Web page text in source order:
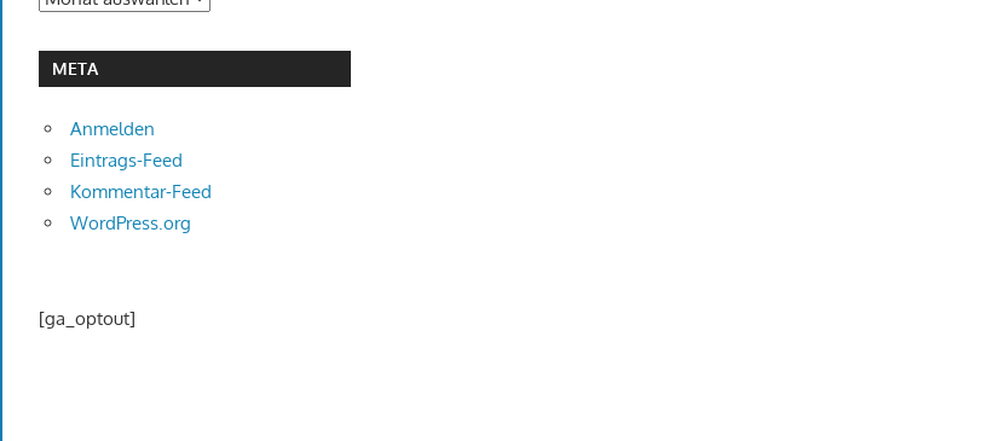
META
Anmelden
Eintrags-Feed
Kommentar-Feed
WordPress.org
[ga_optout]